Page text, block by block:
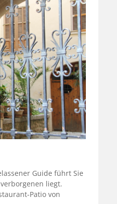
Guide führt Sie
liegt.
Patio von